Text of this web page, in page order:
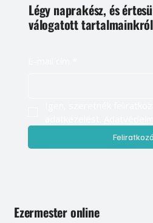
Légy naprakész, és
válogatott tartalmainkról
Ezermester online